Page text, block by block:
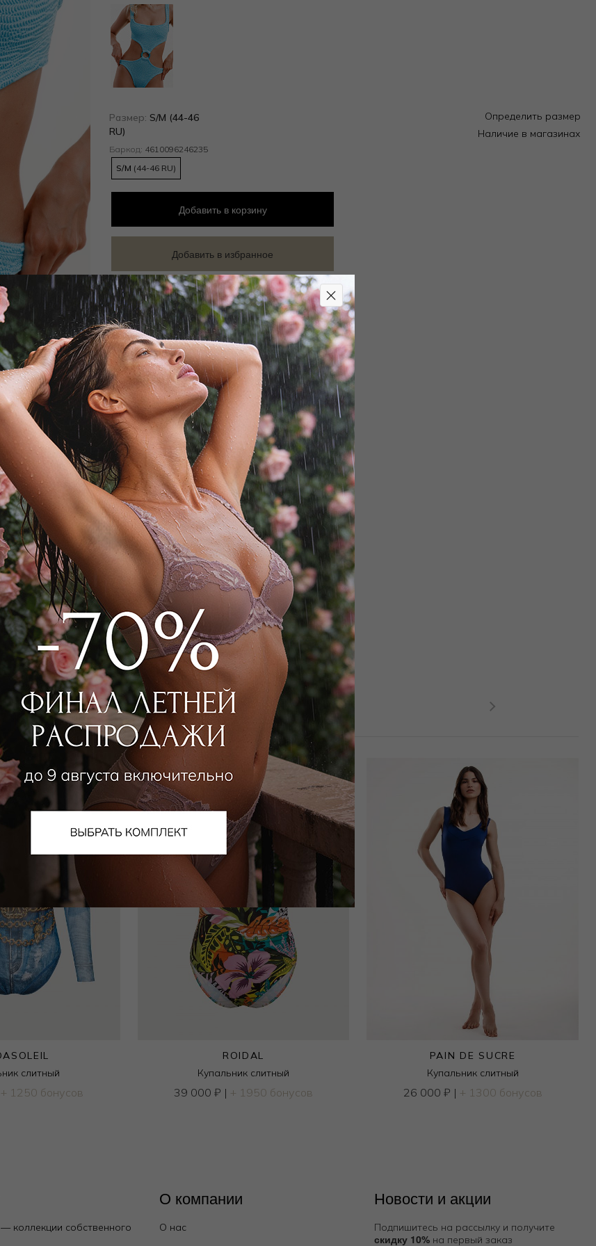
высоким вырезом
спереди
и
на пляже.
Размер: S/M (44-46
RU)
Баркод: 4610096246235
Определить размер
Наличие в магазинах
S/M (44-46 RU)
Добавитьв корзину
Добавить в избранное
Забронировать в магазине
слитный
+ 1250 бонусов
ROIDAL
Купальник слитный
39 000 ₽ | + 1950 бонусов
PAIN DE SUCRE
Купальник слитный
26 000 ₽ | + 1300 бонусов
коллекции собственного
О компании
О нас
Новости и акции
Подпишитесь на рассылку и получите
скидку 10%на первый заказ